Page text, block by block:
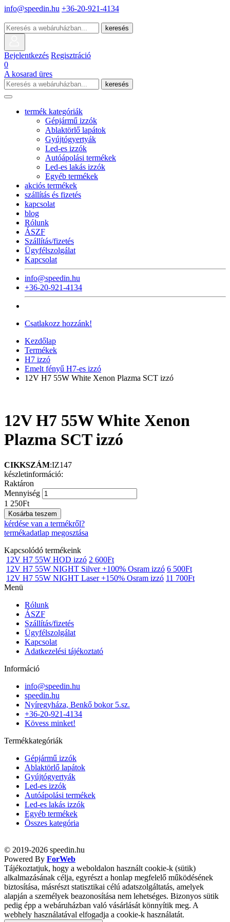
info@speedin.hu +36-20-921-4134
keresés
Bejelentkezés Regisztráció
0
A kosarad üres
keresés
termék kategóriák
Gépjármű izzók
Ablaktörlő lapátok
Gyújtógyertyák
Led-es izzók
Autóápolási termékek
Led-es lakás izzók
Egyéb termékek
akciós termékek
szállítás és fizetés
kapcsolat
blog
Rólunk
ÁSZF
Szállítás/fizetés
Ügyfélszolgálat
Kapcsolat
info@speedin.hu
+36-20-921-4134
Csatlakozz hozzánk!
Kezdőlap
Termékek
H7 izzó
Emelt fényű H7-es izzó
12V H7 55W White Xenon Plazma SCT izzó
12V H7 55W White Xenon
Plazma SCT izzó
CIKKSZÁM:IZ147
készletinformáció:
Raktáron
Mennyiség
1 250Ft
Kosárba teszem
kérdése van a termékről?
termékadatlap megosztása
Kapcsolódó termékeink
12V H7 55W HOD izzó 2 600Ft
12V H7 55W NIGHT Silver +100% Osram izzó 6 500Ft
12V H7 55W NIGHT Laser +150% Osram izzó 11 700Ft
Menü
Rólunk
ÁSZF
Szállítás/fizetés
Ügyfélszolgálat
Kapcsolat
Adatkezelési tájékoztató
Információ
info@speedin.hu
speedin.hu
Nyíregyháza, Benkő bokor 5.sz.
+36-20-921-4134
Kövess minket!
Termékkategóriák
Gépjármű izzók
Ablaktörlő lapátok
Gyújtógyertyák
Led-es izzók
Autóápolási termékek
Led-es lakás izzók
Egyéb termékek
Összes kategória
© 2019-2026 speedin.hu
Powered By ForWeb
Tájékoztatjuk, hogy a weboldalon használt cookie-k (sütik)
alkalmazásának célja, egyrészt a honlap megfelelő működésének
biztosítása, másrészt statisztikai célú adatszolgáltatás, amelyek
alapján a személyek beazonosítása nem lehetséges. Bizonyos sütik
pedig épp a webáruházban való vásárlását könnyítik meg. A
webhely használatával elfogadja a cookie-k használatát.